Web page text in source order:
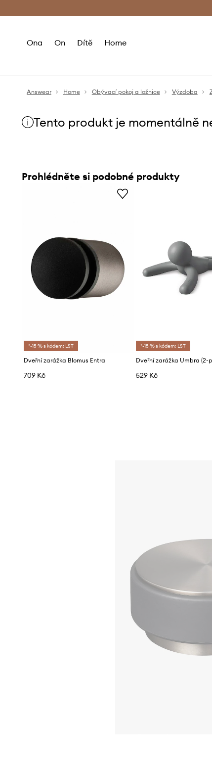
Doručení
Ona On Dítě Home
Answear Home Obývací pokoj a ložnice Výzdoba
Tento produkt je momentálně
Prohlédněte si podobné produkty
*-15 % s kódem: LST
Dveřní zarážka Blomus Entra
709 Kč
*-15 % s kódem: LST
Dveřní zarážka Umbra (2-
529 Kč